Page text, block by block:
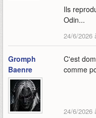
Ils
Odin...
24/6/2026
Gromph
Baenre
C'est
comme
24/6/2026